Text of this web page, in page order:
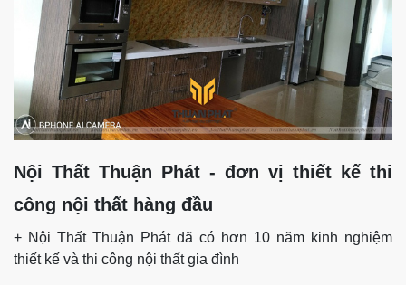
Nội Thất Thuận Phát - đơn vị thiết kế thi
công nội thất hàng đầu
+ Nội Thất Thuận Phát đã có hơn 10 năm kinh nghiệm
thiết kế và thi công nội thất gia đình